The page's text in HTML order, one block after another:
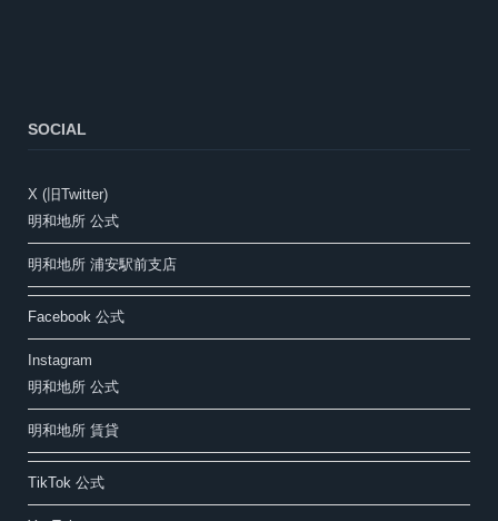
SOCIAL
X (旧Twitter)
明和地所 公式
明和地所 浦安駅前支店
Facebook 公式
Instagram
明和地所 公式
明和地所 賃貸
TikTok 公式